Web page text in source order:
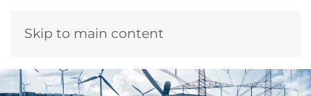
Skip to main content